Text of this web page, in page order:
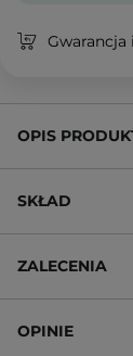
OPIS
SKŁAD
ZALECENIA
OPINIE